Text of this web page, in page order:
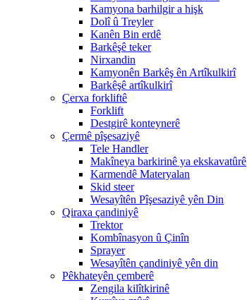
Kamyona barhilgir a hişk
Dolî û Treyler
Kanên Bin erdê
Barkêşê teker
Nirxandin
Kamyonên Barkêş ên Artîkulkirî
Barkêşê artîkulkirî
Çerxa forkliftê
Forklift
Destgirê konteynerê
Çermê pîşesaziyê
Tele Handler
Makîneya barkirinê ya ekskavatûrê
Karmendê Materyalan
Skid steer
Wesayîtên Pîşesaziyê yên Din
Qiraxa çandiniyê
Trektor
Kombînasyon û Çinîn
Sprayer
Wesayîtên çandiniyê yên din
Pêkhateyên çemberê
Zengila kilîtkirinê